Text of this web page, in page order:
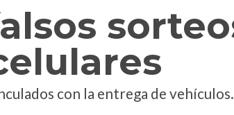
con la entrega de vehículos.